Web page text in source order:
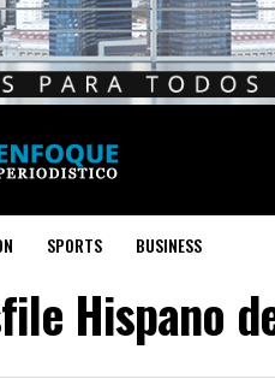
SPORTS BUSINESS
Hispano